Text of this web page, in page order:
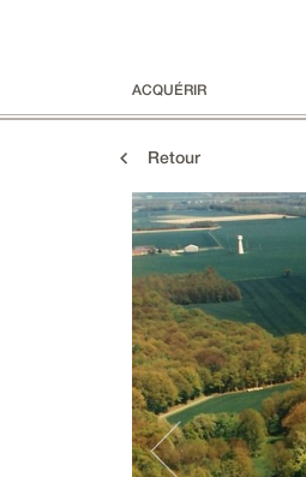
ACQUÉRIR
Retour